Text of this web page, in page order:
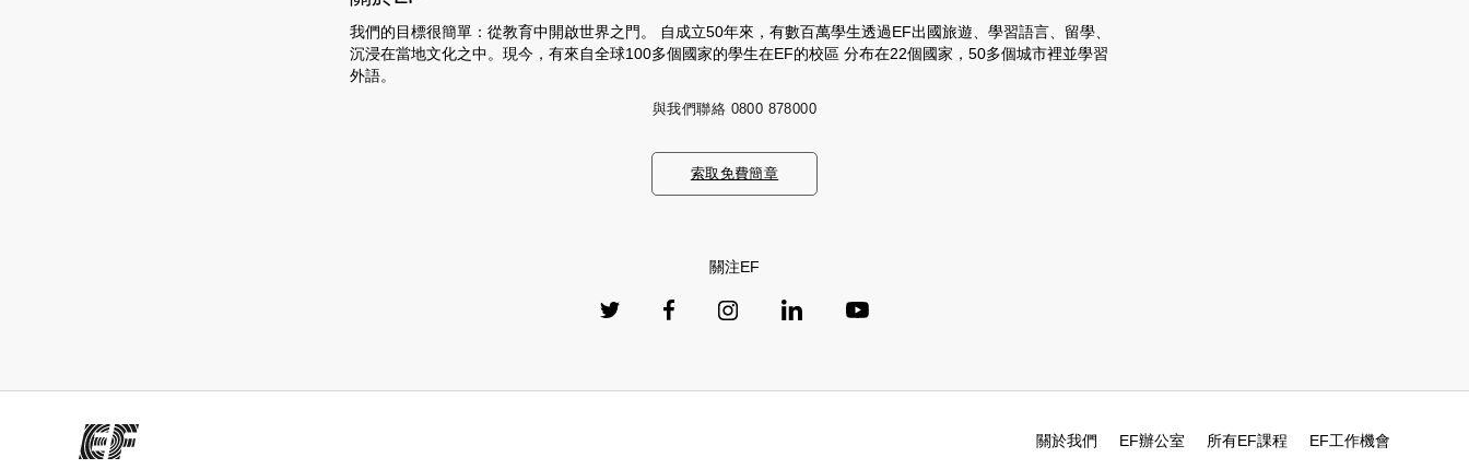
我們的目標很簡單：從教育中開啟世界之門。 自成立50年來，有數百萬學生透過EF出國旅遊、學習語言、留學、
沉浸在當地文化之中。現今，有來自全球100多個國家的學生在EF的校區 分布在22個國家，50多個城市裡並學習
外語。
與我們聯絡 0800 878000
索取免費簡章
關注EF
關於我們 EF辦公室 所有EF課程 EF工作機會